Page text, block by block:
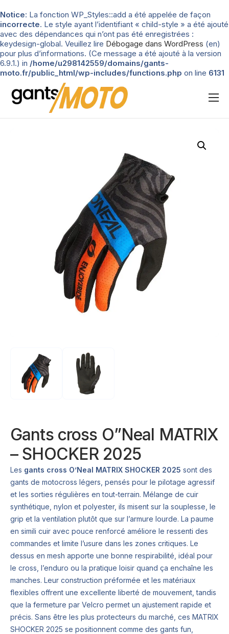
Notice: La fonction WP_Styles::add a été appelée de façon
incorrecte. Le style ayant l’identifiant « child-style » a été ajouté
avec des dépendances qui n’ont pas été enregistrées :
keydesign-global. Veuillez lire Débogage dans WordPress (en)
pour plus d’informations. (Ce message a été ajouté à la version
6.9.1.) in /home/u298142559/domains/gants-
moto.fr/public_html/wp-includes/functions.php on line 6131
Nos tests
Gants cross O”Neal MATRIX
– SHOCKER 2025
Les gants cross O’Neal MATRIX SHOCKER 2025 sont des
gants de motocross légers, pensés pour le pilotage agressif
et les sorties régulières en tout-terrain. Mélange de cuir
synthétique, nylon et polyester, ils misent sur la souplesse, le
grip et la ventilation plutôt que sur l’armure lourde. La paume
en simili cuir avec pouce renforcé améliore le ressenti des
commandes et limite l’usure dans les zones critiques. Le
dessus en mesh apporte une bonne respirabilité, idéal pour
le cross, l’enduro ou la pratique loisir quand ça enchaîne les
manches. Leur construction préformée et les matériaux
flexibles offrent une excellente liberté de mouvement, tandis
que la fermeture par Velcro permet un ajustement rapide et
précis. Sans être les plus protecteurs du marché, ces MATRIX
SHOCKER 2025 se positionnent comme des gants fun,